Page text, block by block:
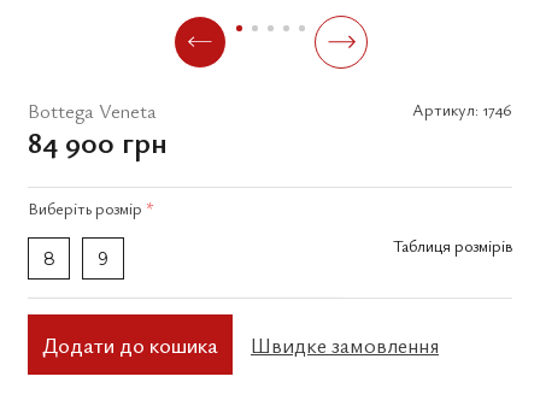
Bottega Veneta Артикул: 1746
84 900 грн
Виберіть розмір *
8 9
Таблиця розмірів
Додати до кошика Швидке замовлення